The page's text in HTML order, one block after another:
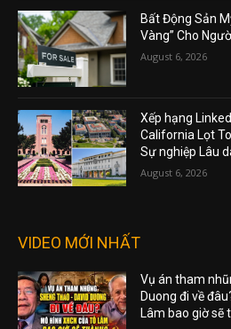
Bất Động Sản
Vàng” Cho
August 6, 2026
Xếp hạng
California Lọt
Sự nghiệp Lâu
August 6, 2026
VIDEO MỚI NHẤT
Vụ án tham
Duong đi về
Lâm bao giờ sẽ